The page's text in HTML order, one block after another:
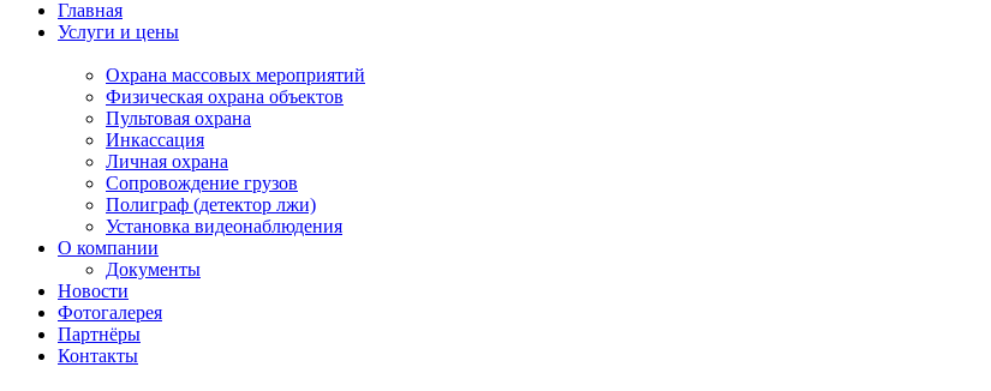
Главная
Услуги и цены
Охрана массовых мероприятий
Физическая охрана объектов
Пультовая охрана
Инкассация
Личная охрана
Сопровождение грузов
Полиграф (детектор лжи)
Установка видеонаблюдения
О компании
Документы
Новости
Фотогалерея
Партнёры
Контакты